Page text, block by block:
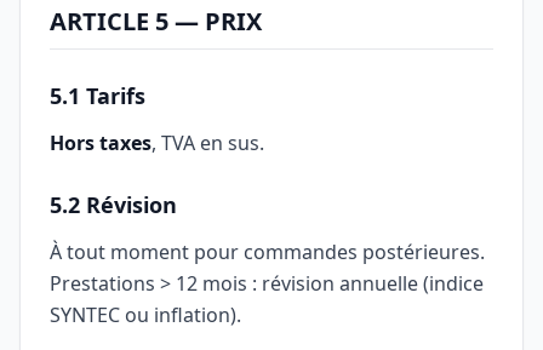
ARTICLE 5 — PRIX
5.1 Tarifs
Hors taxes, TVA en sus.
5.2 Révision
À tout moment pour commandes postérieures.
Prestations > 12 mois : révision annuelle (indice
SYNTEC ou inflation).